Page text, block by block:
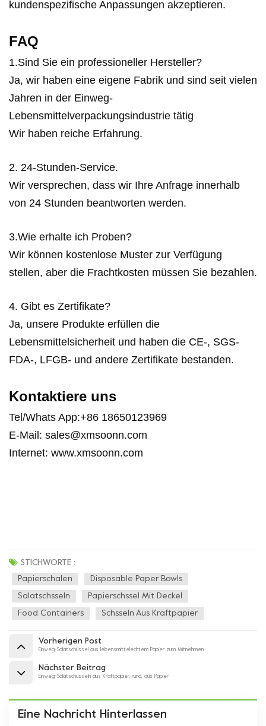
kundenspezifische Anpassungen akzeptieren.
FAQ
1.Sind Sie ein professioneller Hersteller?
Ja, wir haben eine eigene Fabrik und sind seit vielen
Jahren in der Einweg-
Lebensmittelverpackungsindustrie tätig
Wir haben reiche Erfahrung.
2. 24-Stunden-Service.
Wir versprechen, dass wir Ihre Anfrage innerhalb
von 24 Stunden beantworten werden.
3.Wie erhalte ich Proben?
Wir können kostenlose Muster zur Verfügung
stellen, aber die Frachtkosten müssen Sie bezahlen.
4. Gibt es Zertifikate?
Ja, unsere Produkte erfüllen die
Lebensmittelsicherheit und haben die CE-, SGS-
FDA-, LFGB- und andere Zertifikate bestanden.
Kontaktiere uns
Tel/Whats App:+86 18650123969
E-Mail: sales@xmsoonn.com
Internet: www.xmsoonn.com
STICHWORTE :
Papierschalen Disposable Paper Bowls
Salatschsseln Papierschssel Mit Deckel
Food Containers Schsseln Aus Kraftpapier
Vorherigen Post
Einweg-Salatschüssel aus lebensmittelechtem Papier zum Mitnehmen
Nächster Beitrag
Einweg-Salatschüsseln aus Kraftpapier, rund, aus Papier
Eine Nachricht Hinterlassen